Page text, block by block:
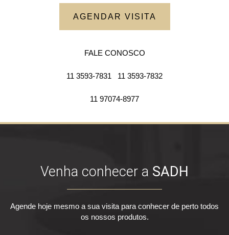
AGENDAR VISITA
FALE CONOSCO
11 3593-7831 11 3593-7832
11 97074-8977
Venha conhecer a SADH
Agende hoje mesmo a sua visita para conhecer de perto todos
os nossos produtos.